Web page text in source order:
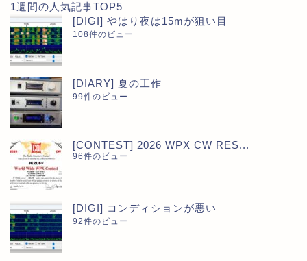
1週間の人気記事TOP5
[DIGI] やはり夜は15mが狙い目
108件のビュー
[DIARY] 夏の工作
99件のビュー
[CONTEST] 2026 WPX CW RES...
96件のビュー
[DIGI] コンディションが悪い
92件のビュー